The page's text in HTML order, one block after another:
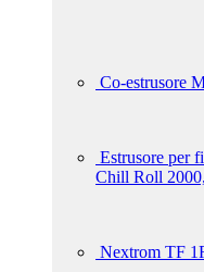
Co-estrusore
Estrusore per
Chill Roll
Nextrom TF